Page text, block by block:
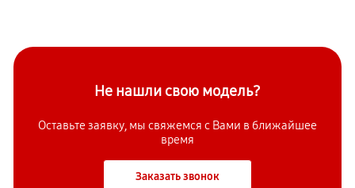
Не нашли свою модель?
Оставьте заявку, мы свяжемся с Вами в ближайшее
время
Заказать звонок